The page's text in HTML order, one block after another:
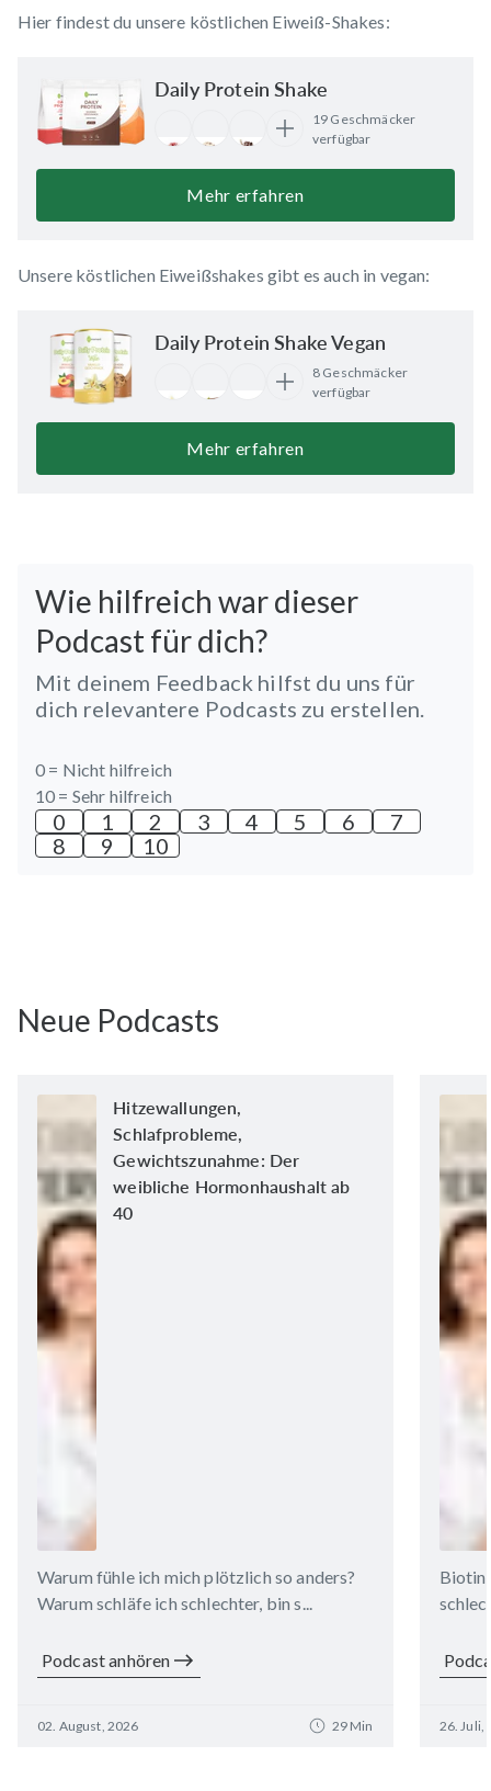
Hier findest du unsere köstlichen Eiweiß-Shakes:
Daily Protein Shake
19 Geschmäcker
verfügbar
Mehr erfahren
Unsere köstlichen Eiweißshakes gibt es auch in vegan:
Daily Protein Shake Vegan
8 Geschmäcker
verfügbar
Mehr erfahren
Wie hilfreich war dieser
Podcast für dich?
Mit deinem Feedback hilfst du uns für
dich relevantere Podcasts zu erstellen.
0 = Nicht hilfreich
10 = Sehr hilfreich
0 1 2 3 4 5 6
7
8
9 10
Neue Podcasts
Hitzewallungen,
Schlafprobleme,
Gewichtszunahme: Der
weibliche Hormonhaushalt ab
40
Warum fühle ich mich plötzlich so anders?
Warum schläfe ich schlechter, bin s...
Podcast anhören
02. August, 2026 29 Min
Biotin
26. Juli,